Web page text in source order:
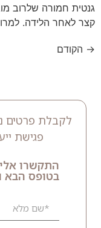
גנטית חמורה שלרוב
קצר לאחר הלידה.
→ הקודם
לקבלת פרטים
פגישת
התקשרו
בטופס הבא